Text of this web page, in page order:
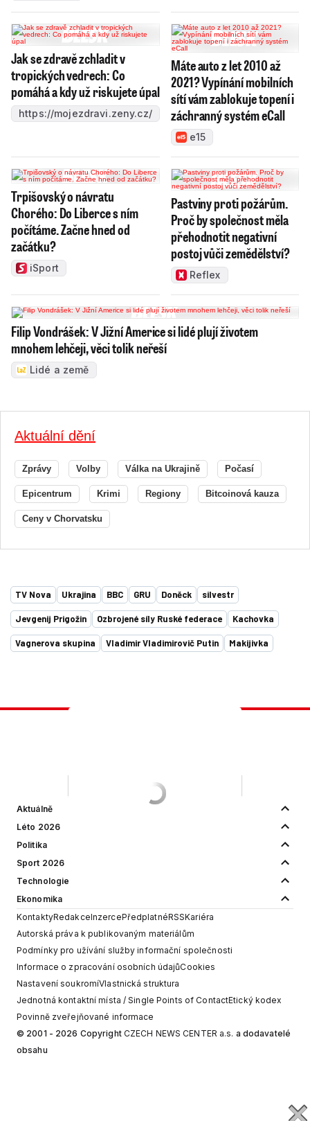
Jak se zdravě zchladit v
tropických vedrech: Co
pomáhá a kdy už riskujete úpal
https://mojezdravi.zeny.cz/
Máte auto z let 2010 až
2021? Vypínání mobilních
sítí vám zablokuje topení i
záchranný systém eCall
e15
Trpišovský o návratu
Chorého: Do Liberce s ním
počítáme. Začne hned od
začátku?
iSport
Pastviny proti požárům.
Proč by společnost měla
přehodnotit negativní
postoj vůči zemědělství?
Reflex
Filip Vondrášek: V Jižní Americe si lidé plují životem
mnohem lehčeji, věci tolik neřeší
Lidé a země
Aktuální dění
Zprávy Volby Válka na Ukrajině Počasí
Epicentrum Krimi Regiony Bitcoinová kauza
Ceny v Chorvatsku
TV Nova Ukrajina BBC GRU Doněck silvestr
Jevgenij Prigožin Ozbrojené síly Ruské federace Kachovka
Vagnerova skupina Vladimir Vladimirovič Putin Makijivka
Aktuálně
Léto 2026
Politika
Sport 2026
Technologie
Ekonomika
KontaktyRedakceInzercePředplatnéRSSKariéra
Autorská práva k publikovaným materiálům
Podmínky pro užívání služby informační společnosti
Informace o zpracování osobních údajůCookies
Nastavení soukromíVlastnická struktura
Jednotná kontaktní místa / Single Points of ContactEtický kodex
Povinně zveřejňované informace
© 2001 - 2026 Copyright CZECH NEWS CENTER a.s. a dodavatelé
obsahu